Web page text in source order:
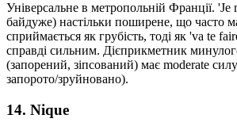
Універсальне в метропольній Франції. 'Je
байдуже) настільки поширене, що часто
сприймається як грубість, тоді як 'va te
справді сильним. Дієприкметник
(запорений, зіпсований) має moderate
запорото/зруйновано).
14. Nique